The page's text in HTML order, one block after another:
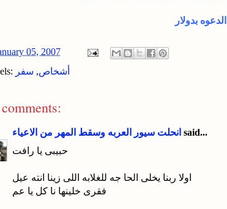
الدعوه بدولار
05, 2007
أشخاص, سفر
انحلت سيور العربه وسقط المهر من الاعياء said...
حبيبى يا رافت
اولا ربنا يخلى الحا جه للغلابه اللى زينا انته عيل
فقرى خلينها نا كل يا عم